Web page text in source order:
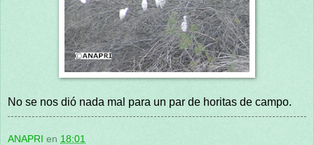
No se nos dió nada mal para un par de horitas de campo.
ANAPRI en 18:01